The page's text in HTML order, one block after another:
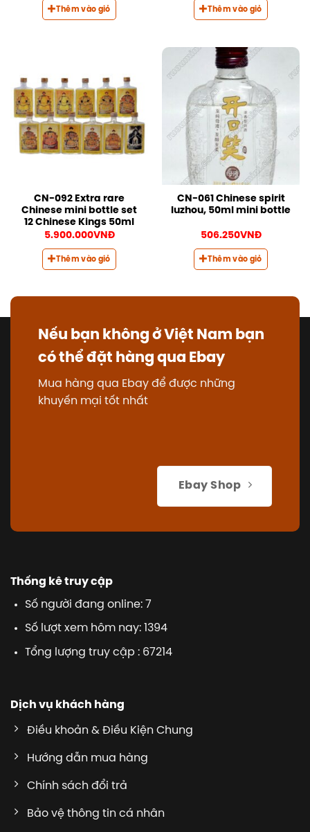
Thêm vào giỏ Thêm vào giỏ
CN-092 Extra rare
Chinese mini bottle set
12 Chinese Kings 50ml
5.900.000VNĐ
Thêm vào giỏ
CN-061 Chinese spirit
luzhou, 50ml mini bottle
506.250VNĐ
Thêm vào giỏ
Nếu bạn không ở Việt Nam bạn
có thể đặt hàng qua Ebay
Mua hàng qua Ebay để được những
khuyến mại tốt nhất
Ebay Shop
Thống kê truy cập
Số người đang online: 7
Số lượt xem hôm nay: 1394
Tổng lượng truy cập : 67214
Dịch vụ khách hàng
Điều khoản & Điều Kiện Chung
Hướng dẫn mua hàng
Chính sách đổi trả
Bảo vệ thông tin cá nhân